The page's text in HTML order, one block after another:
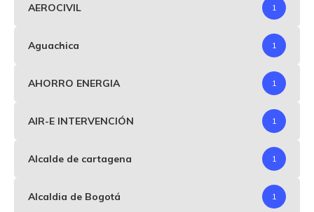
AEROCIVIL 1
Aguachica 1
AHORRO ENERGIA 1
AIR-E INTERVENCIÓN 1
Alcalde de cartagena 1
Alcaldia de Bogotá 1